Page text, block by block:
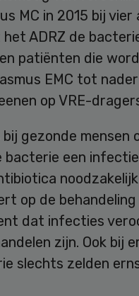
MC in 2015 bij
ADRZ de
patiënten die
EMC tot
op VRE-
bij gezonde
bacterie een
op de
dat infecties
zijn. Ook bij
slechts zelden